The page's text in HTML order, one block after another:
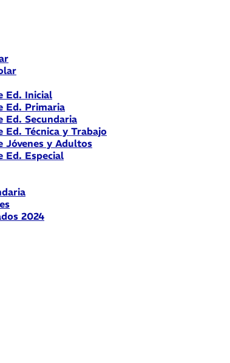
Ed. Inicial
Ed. Primaria
Ed. Secundaria
Técnica y Trabajo
Jóvenes y Adultos
Ed. Especial
2024